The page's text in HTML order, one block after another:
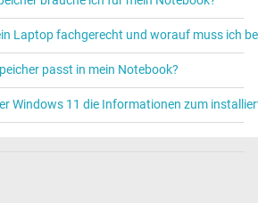
Laptop fachgerecht und worauf muss ich
passt in mein Notebook?
Windows 11 die Informationen zum